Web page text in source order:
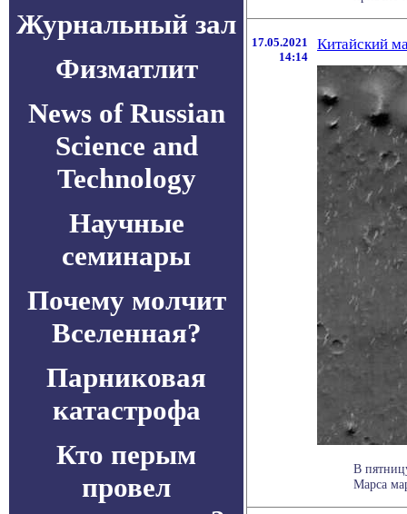
Журнальный зал
Физматлит
News of Russian
Science and
Technology
Научные
семинары
Почему молчит
Вселенная?
Парниковая
катастрофа
Кто перым
провел
17.05.2021
14:14
Китайский
В
Марса